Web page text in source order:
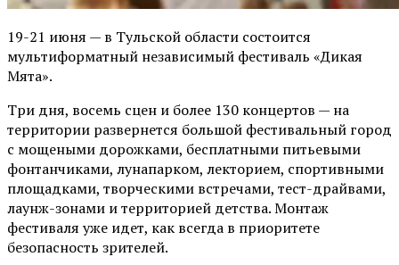
19-21 июня — в Тульской области состоится
мультиформатный независимый фестиваль «Дикая
Мята».
Три дня, восемь сцен и более 130 концертов — на
территории развернется большой фестивальный город
с мощеными дорожками, бесплатными питьевыми
фонтанчиками, лунапарком, лекторием, спортивными
площадками, творческими встречами, тест-драйвами,
лаунж-зонами и территорией детства. Монтаж
фестиваля уже идет, как всегда в приоритете
безопасность зрителей.